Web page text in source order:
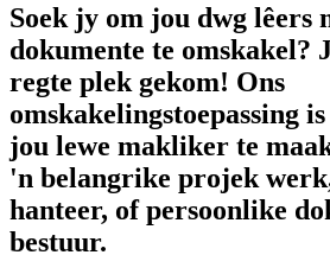
Soek jy om jou dwg lêers
dokumente te omskakel?
regte plek gekom! Ons
omskakelingstoepassing
jou lewe makliker te
'n belangrike projek
hanteer, of persoonlike
bestuur.